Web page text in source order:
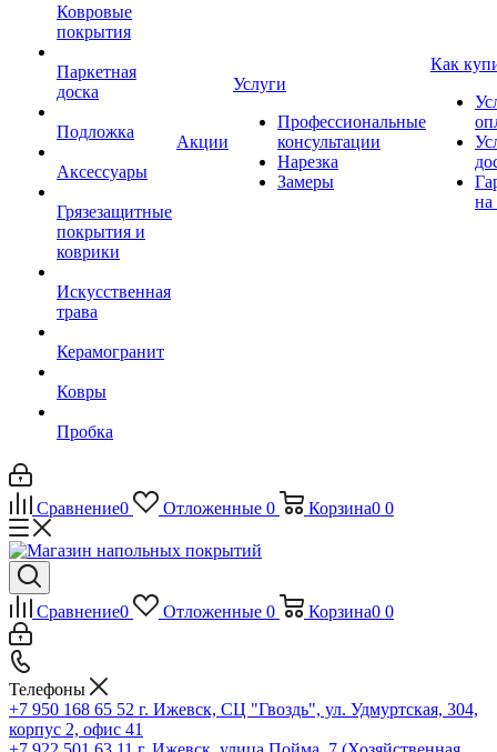
Ковровые
покрытия
Паркетная
доска
Подложка
Аксессуары
Грязезащитные
покрытия и
коврики
Искусственная
трава
Керамогранит
Ковры
Пробка
Акции
Услуги
Профессиональные
консультации
Нарезка
Замеры
Как
на
Сравнение0 Отложенные 0 Корзина0 0
Сравнение0 Отложенные 0 Корзина0 0
Телефоны
+7 950 168 65 52 г. Ижевск, СЦ "Гвоздь", ул. Удмуртская, 304,
корпус 2, офис 41